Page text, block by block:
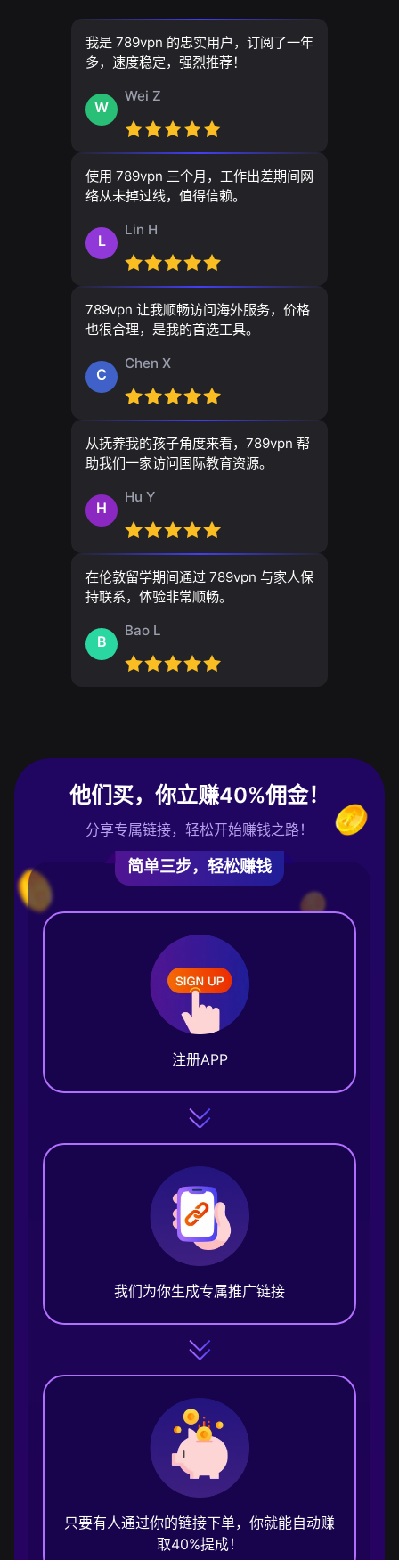
我是 789vpn 的忠实用户，订阅了一年
多，速度稳定，强烈推荐！
W
Wei Z
使用 789vpn 三个月，工作出差期间网
络从未掉过线，值得信赖。
L
Lin H
789vpn 让我顺畅访问海外服务，价格
也很合理，是我的首选工具。
C
Chen X
从抚养我的孩子角度来看，789vpn 帮
助我们一家访问国际教育资源。
H
Hu Y
在伦敦留学期间通过 789vpn 与家人保
持联系，体验非常顺畅。
B
Bao L
他们买，你立赚40%佣金！
分享专属链接，轻松开始赚钱之路！
简单三步，轻松赚钱
注册APP
我们为你生成专属推广链接
只要有人通过你的链接下单，你就能自动赚
取40%提成！